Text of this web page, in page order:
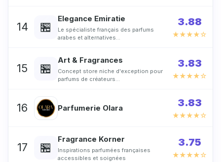
14 🏪
Elegance Emiratie
Le spécialiste français des parfums
arabes et alternatives…
3.88
★★★★☆
15 🏪
Art & Fragrances
Concept store niche d'exception pour
parfums de créateurs…
3.83
★★★★☆
16 Parfumerie Olara 3.83
★★★★☆
17 🏪
Fragrance Korner
Inspirations parfumées françaises
accessibles et soignées
3.75
★★★★☆